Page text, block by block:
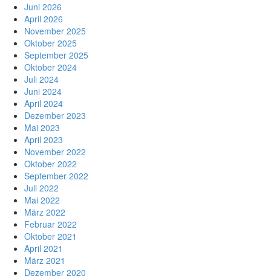
Juni 2026
April 2026
November 2025
Oktober 2025
September 2025
Oktober 2024
Juli 2024
Juni 2024
April 2024
Dezember 2023
Mai 2023
April 2023
November 2022
Oktober 2022
September 2022
Juli 2022
Mai 2022
März 2022
Februar 2022
Oktober 2021
April 2021
März 2021
Dezember 2020